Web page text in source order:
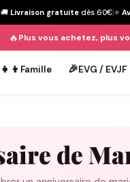
🚚 Livraison gratuite dès 60€|⭐
🔥Plus vous achetez, plus
Famille 🎉EVG / EVJF
de